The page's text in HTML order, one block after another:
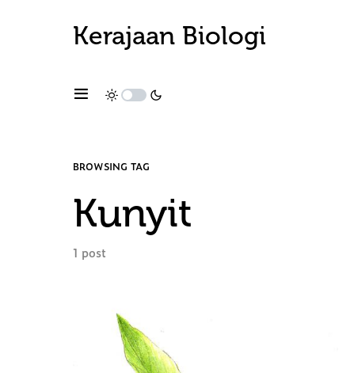
Kerajaan Biologi
BROWSING TAG
Kunyit
1 post